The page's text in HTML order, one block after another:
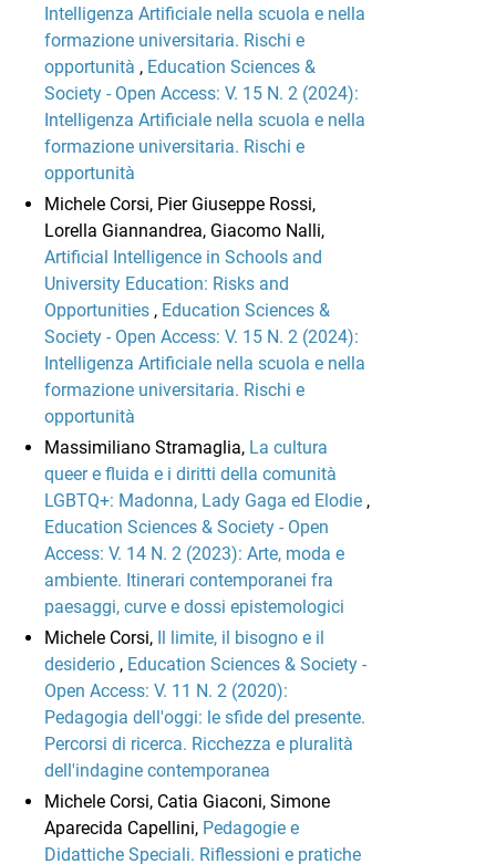
Intelligenza Artificiale nella scuola e nella
formazione universitaria. Rischi e
opportunità , Education Sciences &
Society - Open Access: V. 15 N. 2 (2024):
Intelligenza Artificiale nella scuola e nella
formazione universitaria. Rischi e
opportunità
Michele Corsi, Pier Giuseppe Rossi,
Lorella Giannandrea, Giacomo Nalli,
Artificial Intelligence in Schools and
University Education: Risks and
Opportunities , Education Sciences &
Society - Open Access: V. 15 N. 2 (2024):
Intelligenza Artificiale nella scuola e nella
formazione universitaria. Rischi e
opportunità
Massimiliano Stramaglia, La cultura
queer e fluida e i diritti della comunità
LGBTQ+: Madonna, Lady Gaga ed Elodie ,
Education Sciences & Society - Open
Access: V. 14 N. 2 (2023): Arte, moda e
ambiente. Itinerari contemporanei fra
paesaggi, curve e dossi epistemologici
Michele Corsi,
Il limite, il bisogno e il
desiderio , Education Sciences & Society -
Open Access: V. 11 N. 2 (2020):
Pedagogia dell'oggi: le sfide del presente.
Percorsi di ricerca. Ricchezza e pluralità
dell'indagine contemporanea
Michele Corsi, Catia Giaconi, Simone
Aparecida Capellini, Pedagogie e
Didattiche Speciali. Riflessioni e pratiche